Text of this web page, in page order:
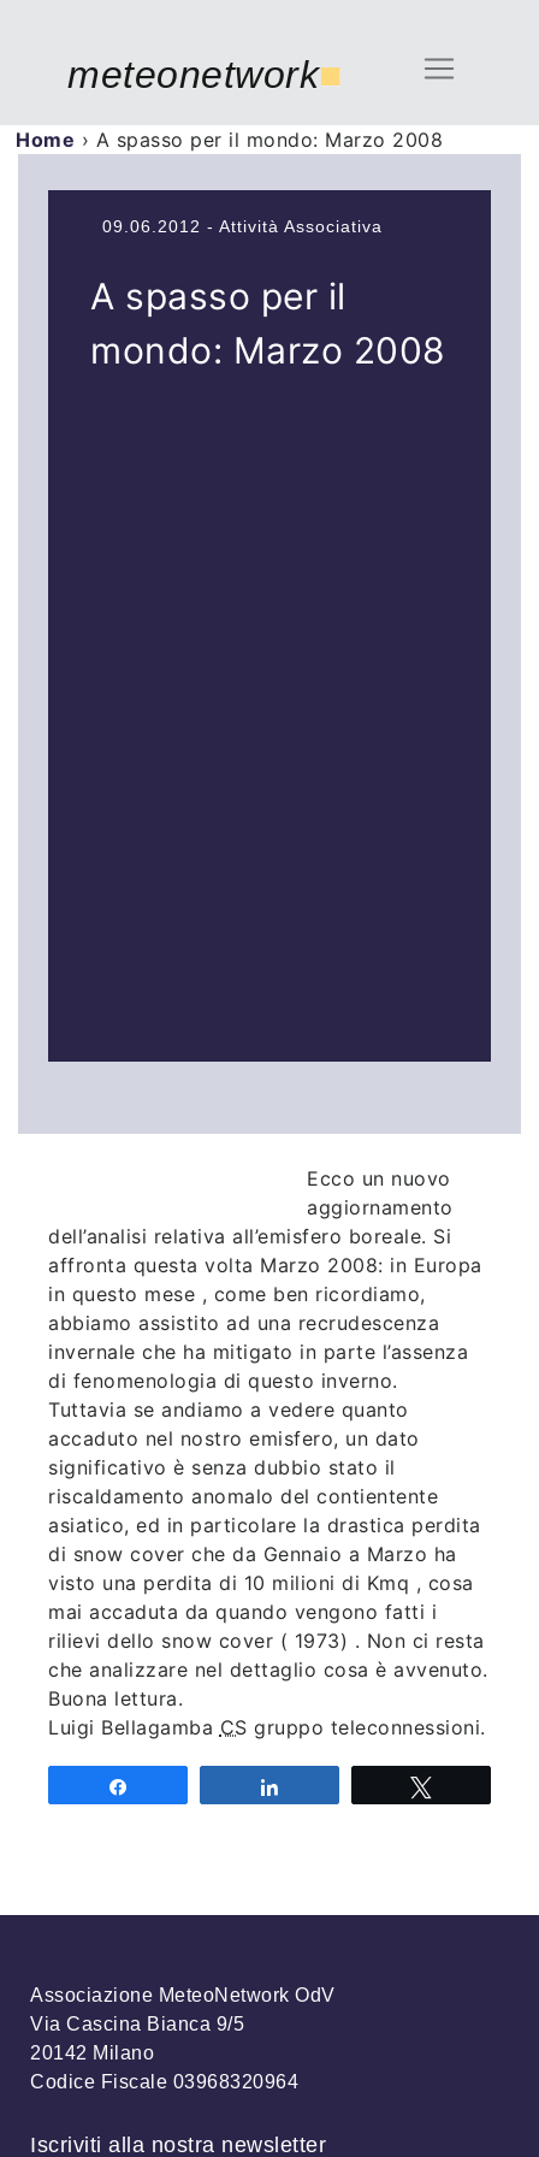
meteonetwork■
Home › A spasso per il mondo: Marzo 2008
09.06.2012 - Attività Associativa
A spasso per il
mondo: Marzo 2008
Ecco un nuovo
aggiornamento
dell’analisi relativa all’emisfero boreale. Si
affronta questa volta Marzo 2008: in Europa
in questo mese , come ben ricordiamo,
abbiamo assistito ad una recrudescenza
invernale che ha mitigato in parte l’assenza
di fenomenologia di questo inverno.
Tuttavia se andiamo a vedere quanto
accaduto nel nostro emisfero, un dato
significativo è senza dubbio stato il
riscaldamento anomalo del contientente
asiatico, ed in particolare la drastica perdita
di snow cover che da Gennaio a Marzo ha
visto una perdita di 10 milioni di Kmq , cosa
mai accaduta da quando vengono fatti i
rilievi dello snow cover ( 1973) . Non ci resta
che analizzare nel dettaglio cosa è avvenuto.
Buona lettura.
Luigi Bellagamba CS gruppo teleconnessioni.
Associazione MeteoNetwork OdV
Via Cascina Bianca 9/5
20142 Milano
Codice Fiscale 03968320964
Iscriviti alla nostra newsletter